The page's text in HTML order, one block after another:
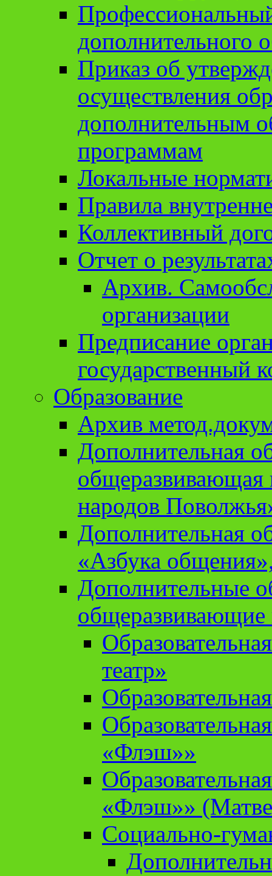
дополнительного
Приказ об
осуществления
дополнительным
программам
Локальные
Правила
Коллективный
Отчет о
Архив.
организации
Предписание
государственный
Образование
Архив
Дополнительная
народов
Дополнительная
«Азбука
Дополнительные
театр»
«Флэш»»
«Флэш»»
Социально-